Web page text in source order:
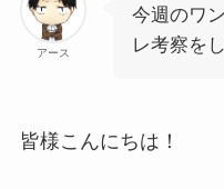
アース
今週のワ
レ考察を
皆様こんにちは！